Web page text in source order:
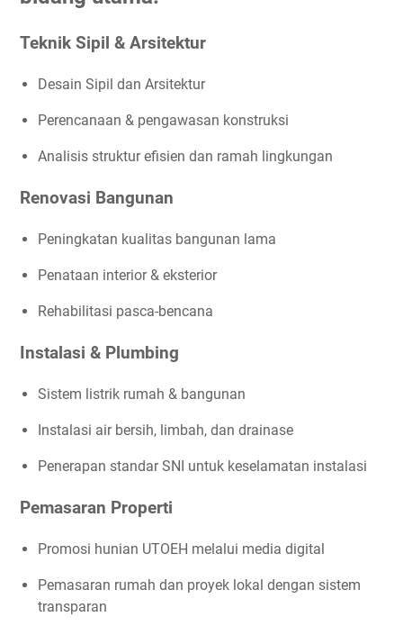
Teknik Sipil & Arsitektur
Desain Sipil dan Arsitektur
Perencanaan & pengawasan konstruksi
Analisis struktur efisien dan ramah lingkungan
Renovasi Bangunan
Peningkatan kualitas bangunan lama
Penataan interior & eksterior
Rehabilitasi pasca-bencana
Instalasi & Plumbing
Sistem listrik rumah & bangunan
Instalasi air bersih, limbah, dan drainase
Penerapan standar SNI untuk keselamatan instalasi
Pemasaran Properti
Promosi hunian UTOEH melalui media digital
Pemasaran rumah dan proyek lokal dengan sistem
transparan